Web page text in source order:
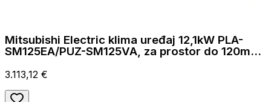
Mitsubishi Electric klima uređaj 12,1kW PLA-
SM125EA/PUZ-SM125VA, za prostor do 120m2,
3.113,12 €